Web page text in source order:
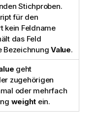
Stichproben.
für den
kein Feldname
das Feld
Bezeichnung Value.
geht
zugehörigen
oder mehrfach
weight ein.